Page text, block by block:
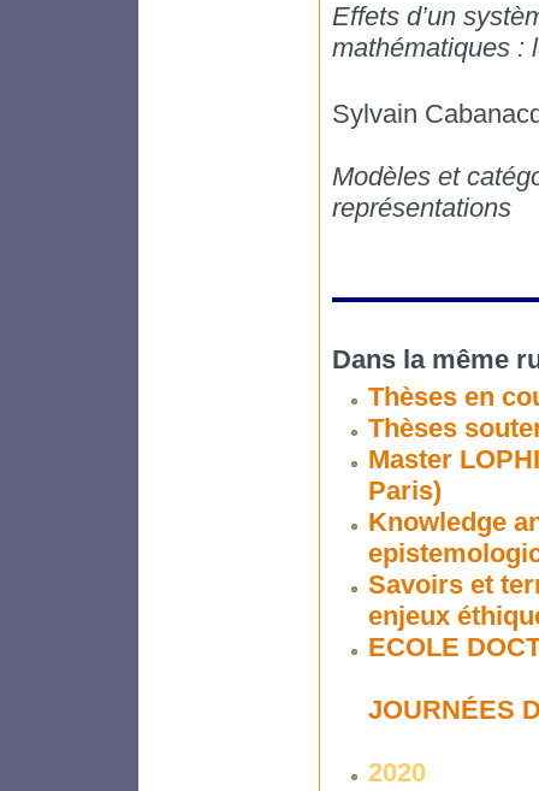
Effets d’un
mathématiques :
Sylvain
Modèles et
représentations
Dans la même
Thèses en
Thèses
Master
Paris)
Knowledge
Savoirs et
enjeux
ECOLE
JOURNÉES
2020